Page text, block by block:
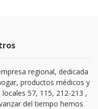
regional, dedicada
productos médicos y
57, 115, 212-213 ,
del tiempo hemos